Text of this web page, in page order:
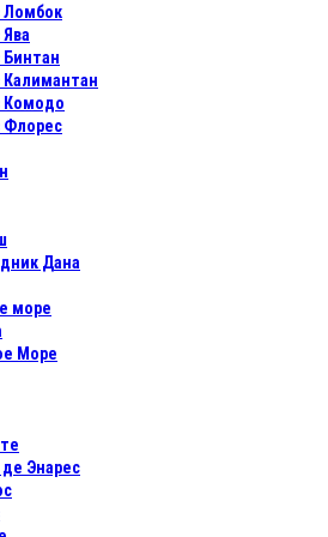
Ломбок
Бинтан
Калимантан
Комодо
Флорес
Дана
море
Море
Энарес